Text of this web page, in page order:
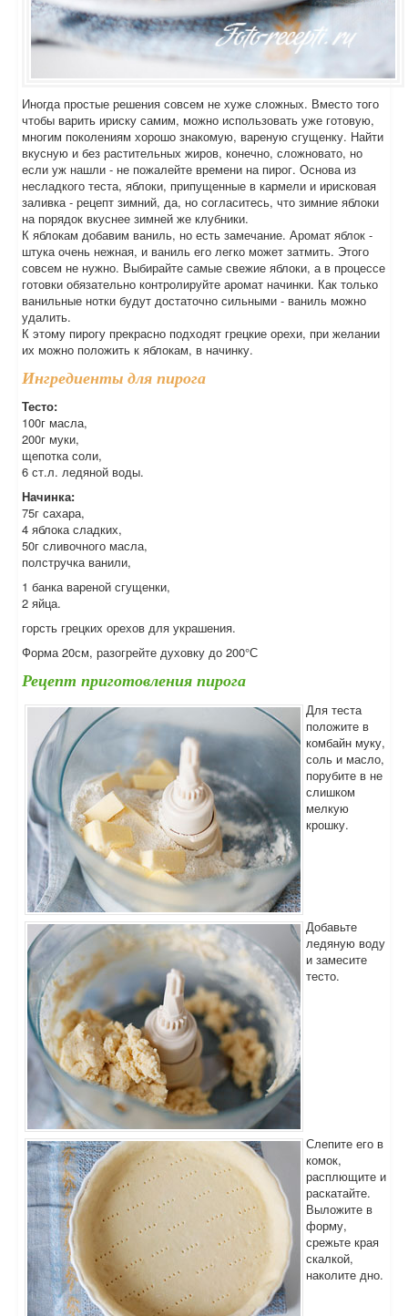
Иногда простые решения совсем не хуже сложных. Вместо того
чтобы варить ириску самим, можно использовать уже готовую,
многим поколениям хорошо знакомую, вареную сгущенку. Найти
вкусную и без растительных жиров, конечно, сложновато, но
если уж нашли - не пожалейте времени на пирог. Основа из
несладкого теста, яблоки, припущенные в кармели и ирисковая
заливка - рецепт зимний, да, но согласитесь, что зимние яблоки
на порядок вкуснее зимней же клубники.
К яблокам добавим ваниль, но есть замечание. Аромат яблок -
штука очень нежная, и ваниль его легко может затмить. Этого
совсем не нужно. Выбирайте самые свежие яблоки, а в процессе
готовки обязательно контролируйте аромат начинки. Как только
ванильные нотки будут достаточно сильными - ваниль можно
удалить.
К этому пирогу прекрасно подходят грецкие орехи, при желании
их можно положить к яблокам, в начинку.
Ингредиенты для пирога
Тесто:
100г масла,
200г муки,
щепотка соли,
6 ст.л. ледяной воды.
Начинка:
75г сахара,
4 яблока сладких,
50г сливочного масла,
полстручка ванили,
1 банка вареной сгущенки,
2 яйца.
горсть грецких орехов для украшения.
Форма 20см, разогрейте духовку до 200°С
Рецепт приготовления пирога
Для теста
положите в
комбайн муку,
соль и масло,
порубите в не
слишком
мелкую
крошку.
Добавьте
ледяную воду
и замесите
тесто.
Слепите его в
комок,
расплющите и
раскатайте.
Выложите в
форму,
срежьте края
скалкой,
наколите дно.